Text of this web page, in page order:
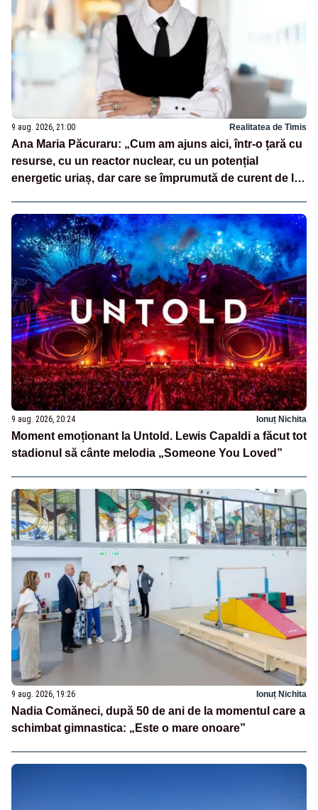
9 aug. 2026, 21:00 Realitatea de Timis
Ana Maria Păcuraru: „Cum am ajuns aici, într-o țară cu
resurse, cu un reactor nuclear, cu un potențial
energetic uriaș, dar care se împrumută de curent de la
9 aug. 2026, 20:24 Ionuț Nichita
Moment emoționant la Untold. Lewis Capaldi a făcut tot
stadionul să cânte melodia „Someone You Loved”
9 aug. 2026, 19:26 Ionuț Nichita
Nadia Comăneci, după 50 de ani de la momentul care a
schimbat gimnastica: „Este o mare onoare”